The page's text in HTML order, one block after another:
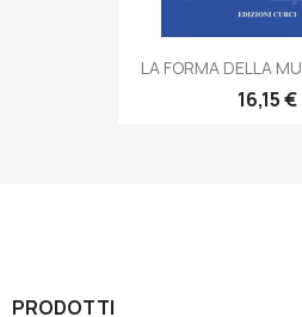
LA FORMA DELLA
16,15 €
PRODOTTI